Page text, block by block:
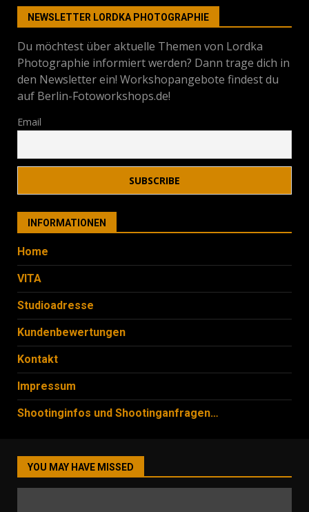
NEWSLETTER LORDKA PHOTOGRAPHIE
Du möchtest über aktuelle Themen von Lordka
Photographie informiert werden? Dann trage dich in
den Newsletter ein! Workshopangebote findest du
auf Berlin-Fotoworkshops.de!
Email
INFORMATIONEN
Home
VITA
Studioadresse
Kundenbewertungen
Kontakt
Impressum
Shootinginfos und Shootinganfragen…
YOU MAY HAVE MISSED